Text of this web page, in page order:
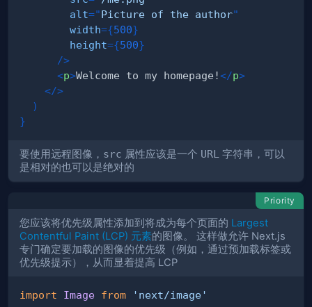
alt="Picture of the author"
width={500}
height={500}
/>
<p>Welcome to my homepage!</p>
</>
)
}
要使用远程图像， src 属性应该是一个 URL 字符串，可以
是相对的也可以是绝对的
Priority
您应该将优先级属性添加到将成为每个页面的 Largest
Contentful Paint (LCP) 元素的图像。 这样做允许 Next.js
专门确定要加载的图像的优先级（例如，通过预加载标签或
优先级提示），从而显着提高 LCP
import Image from 'next/image'